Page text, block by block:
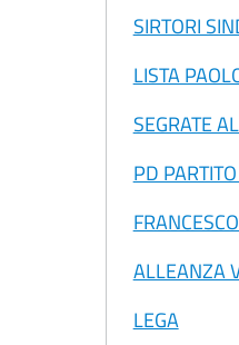
SIRTORI
LISTA
SEGRATE
PD
ALLEANZA
LEGA